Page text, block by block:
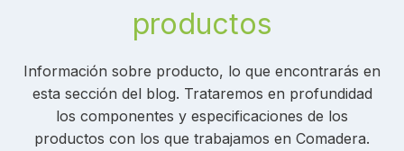
productos
Información sobre producto, lo que encontrarás en
esta sección del blog. Trataremos en profundidad
los componentes y especificaciones de los
productos con los que trabajamos en Comadera.